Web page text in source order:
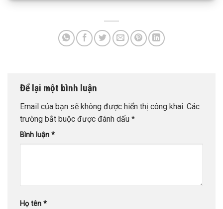
Để lại một bình luận
Email của bạn sẽ không được hiển thị công khai. Các
trường bắt buộc được đánh dấu *
Bình luận *
Họ tên *